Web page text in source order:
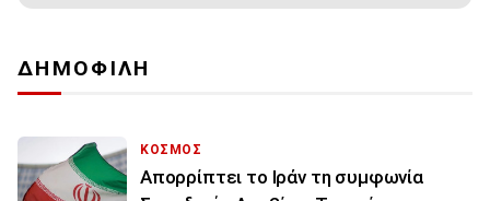
ΔΗΜΟΦΙΛΗ
ΚΟΣΜΟΣ
Απορρίπτει το Ιράν τη συμφωνία